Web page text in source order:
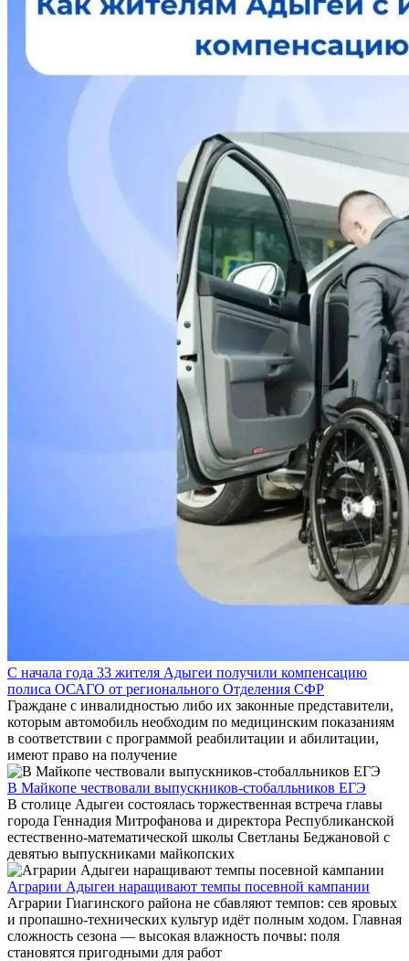
С начала года 33 жителя Адыгеи получили компенсацию
полиса ОСАГО от регионального Отделения СФР
Граждане с инвалидностью либо их законные представители,
которым автомобиль необходим по медицинским показаниям
в соответствии с программой реабилитации и абилитации,
имеют право на получение
В Майкопе чествовали выпускников-стобалльников ЕГЭ
В столице Адыгеи состоялась торжественная встреча главы
города Геннадия Митрофанова и директора Республиканской
естественно-математической школы Светланы Беджановой с
девятью выпускниками майкопских
Аграрии Адыгеи наращивают темпы посевной кампании
Аграрии Гиагинского района не сбавляют темпов: сев яровых
и пропашно‑технических культур идёт полным ходом. Главная
сложность сезона — высокая влажность почвы: поля
становятся пригодными для работ